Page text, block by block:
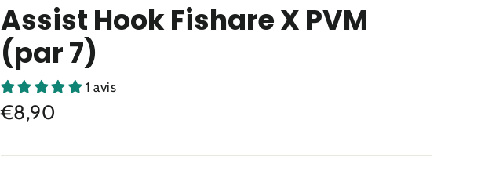
Assist Hook Fishare X PVM
(par 7)
1 avis
Prix
€8,90